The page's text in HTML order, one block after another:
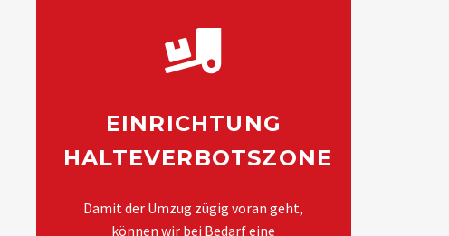
EINRICHTUNG
HALTEVERBOTSZONE
Damit der Umzug zügig voran geht,
können wir bei Bedarf eine